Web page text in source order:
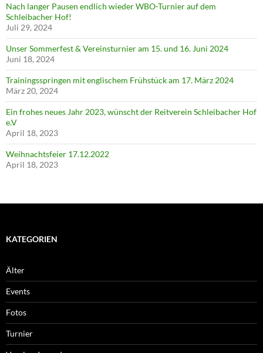
Nach langer Pausen endlich wieder WBO-Turnier auf dem
Schleibacher Hof!
Juli 29, 2024
Unser Sommerfest & Vereinsturnier am 15. und 16. Juni 2024
Juni 18, 2024
Trainingsspringen mit englischem Frühstück am 17. März 2024
März 20, 2024
Ein frohes neues Jahr 2023, wünscht der Reitverein Schleibacher Hof
e.V
April 18, 2023
Weihnachtsfeier 17.12.2022
April 18, 2023
KATEGORIEN
Älter
Events
Fotos
Turnier